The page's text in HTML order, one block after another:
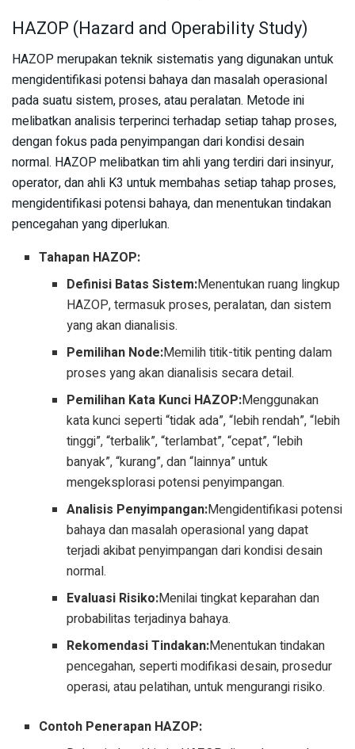
HAZOP (Hazard and Operability Study)
HAZOP merupakan teknik sistematis yang digunakan untuk
mengidentifikasi potensi bahaya dan masalah operasional
pada suatu sistem, proses, atau peralatan. Metode ini
melibatkan analisis terperinci terhadap setiap tahap proses,
dengan fokus pada penyimpangan dari kondisi desain
normal. HAZOP melibatkan tim ahli yang terdiri dari insinyur,
operator, dan ahli K3 untuk membahas setiap tahap proses,
mengidentifikasi potensi bahaya, dan menentukan tindakan
pencegahan yang diperlukan.
Tahapan HAZOP:
Definisi Batas Sistem:Menentukan ruang lingkup
HAZOP, termasuk proses, peralatan, dan sistem
yang akan dianalisis.
Pemilihan Node:Memilih titik-titik penting dalam
proses yang akan dianalisis secara detail.
Pemilihan Kata Kunci HAZOP:Menggunakan
kata kunci seperti “tidak ada”, “lebih rendah”, “lebih
tinggi”, “terbalik”, “terlambat”, “cepat”, “lebih
banyak”, “kurang”, dan “lainnya” untuk
mengeksplorasi potensi penyimpangan.
Analisis Penyimpangan:Mengidentifikasi potensi
bahaya dan masalah operasional yang dapat
terjadi akibat penyimpangan dari kondisi desain
normal.
Evaluasi Risiko:Menilai tingkat keparahan dan
probabilitas terjadinya bahaya.
Rekomendasi Tindakan:Menentukan tindakan
pencegahan, seperti modifikasi desain, prosedur
operasi, atau pelatihan, untuk mengurangi risiko.
Contoh Penerapan HAZOP: